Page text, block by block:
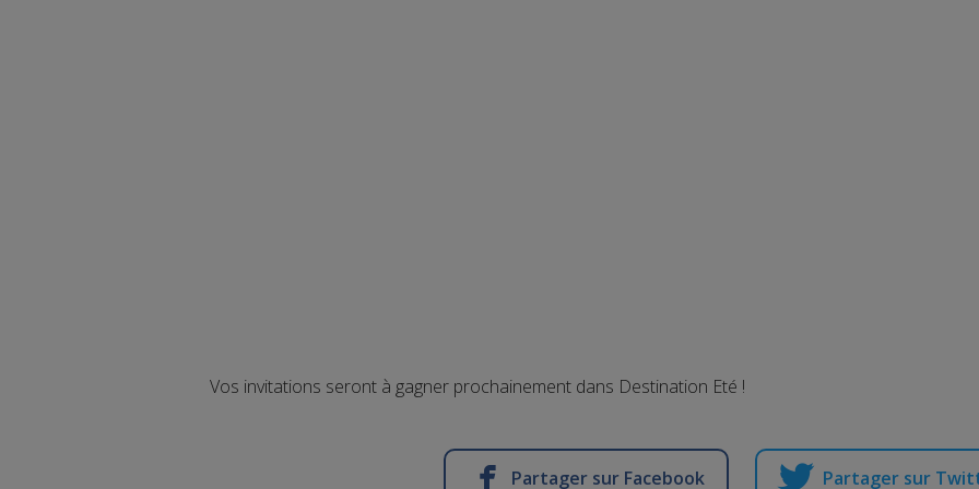
Vos invitations seront à gagner prochainement dans Destination Eté !
Partager sur Facebook Partager sur